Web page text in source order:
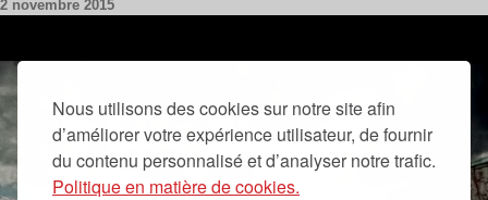
Nous utilisons des cookies sur notre site afin
d’améliorer votre expérience utilisateur, de fournir
du contenu personnalisé et d’analyser notre trafic.
Politique en matière de cookies.
2 novembre 2015